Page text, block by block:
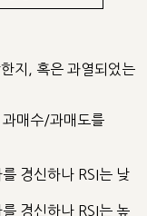
지, 혹은 과열되었는
매수/과매도를
경신하나 RSI는 낮
경신하나 RSI는 높